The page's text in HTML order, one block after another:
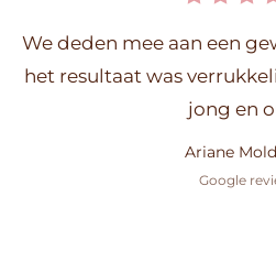
We deden mee aan een
het resultaat was
jong en
Ariane
Google